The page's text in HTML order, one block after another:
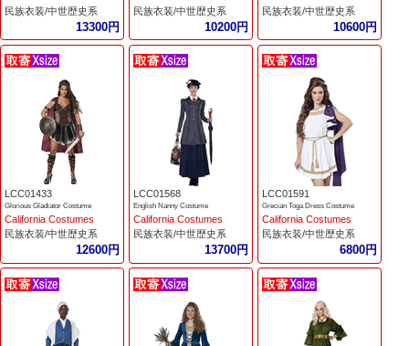
民族衣装/中世歴史系
13300円
民族衣装/中世歴史系
10200円
民族衣装/中世歴史系
10600円
LCC01433
Glorious Gladiator Costume
California Costumes
民族衣装/中世歴史系
12600円
LCC01568
English Nanny Costume
California Costumes
民族衣装/中世歴史系
13700円
LCC01591
Grecian Toga Dress Costume
California Costumes
民族衣装/中世歴史系
6800円